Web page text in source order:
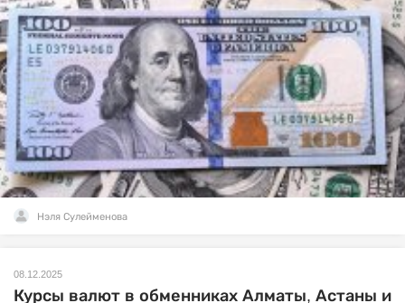
Нэля Сулейменова
08.12.2025
Курсы валют в обменниках Алматы, Астаны и